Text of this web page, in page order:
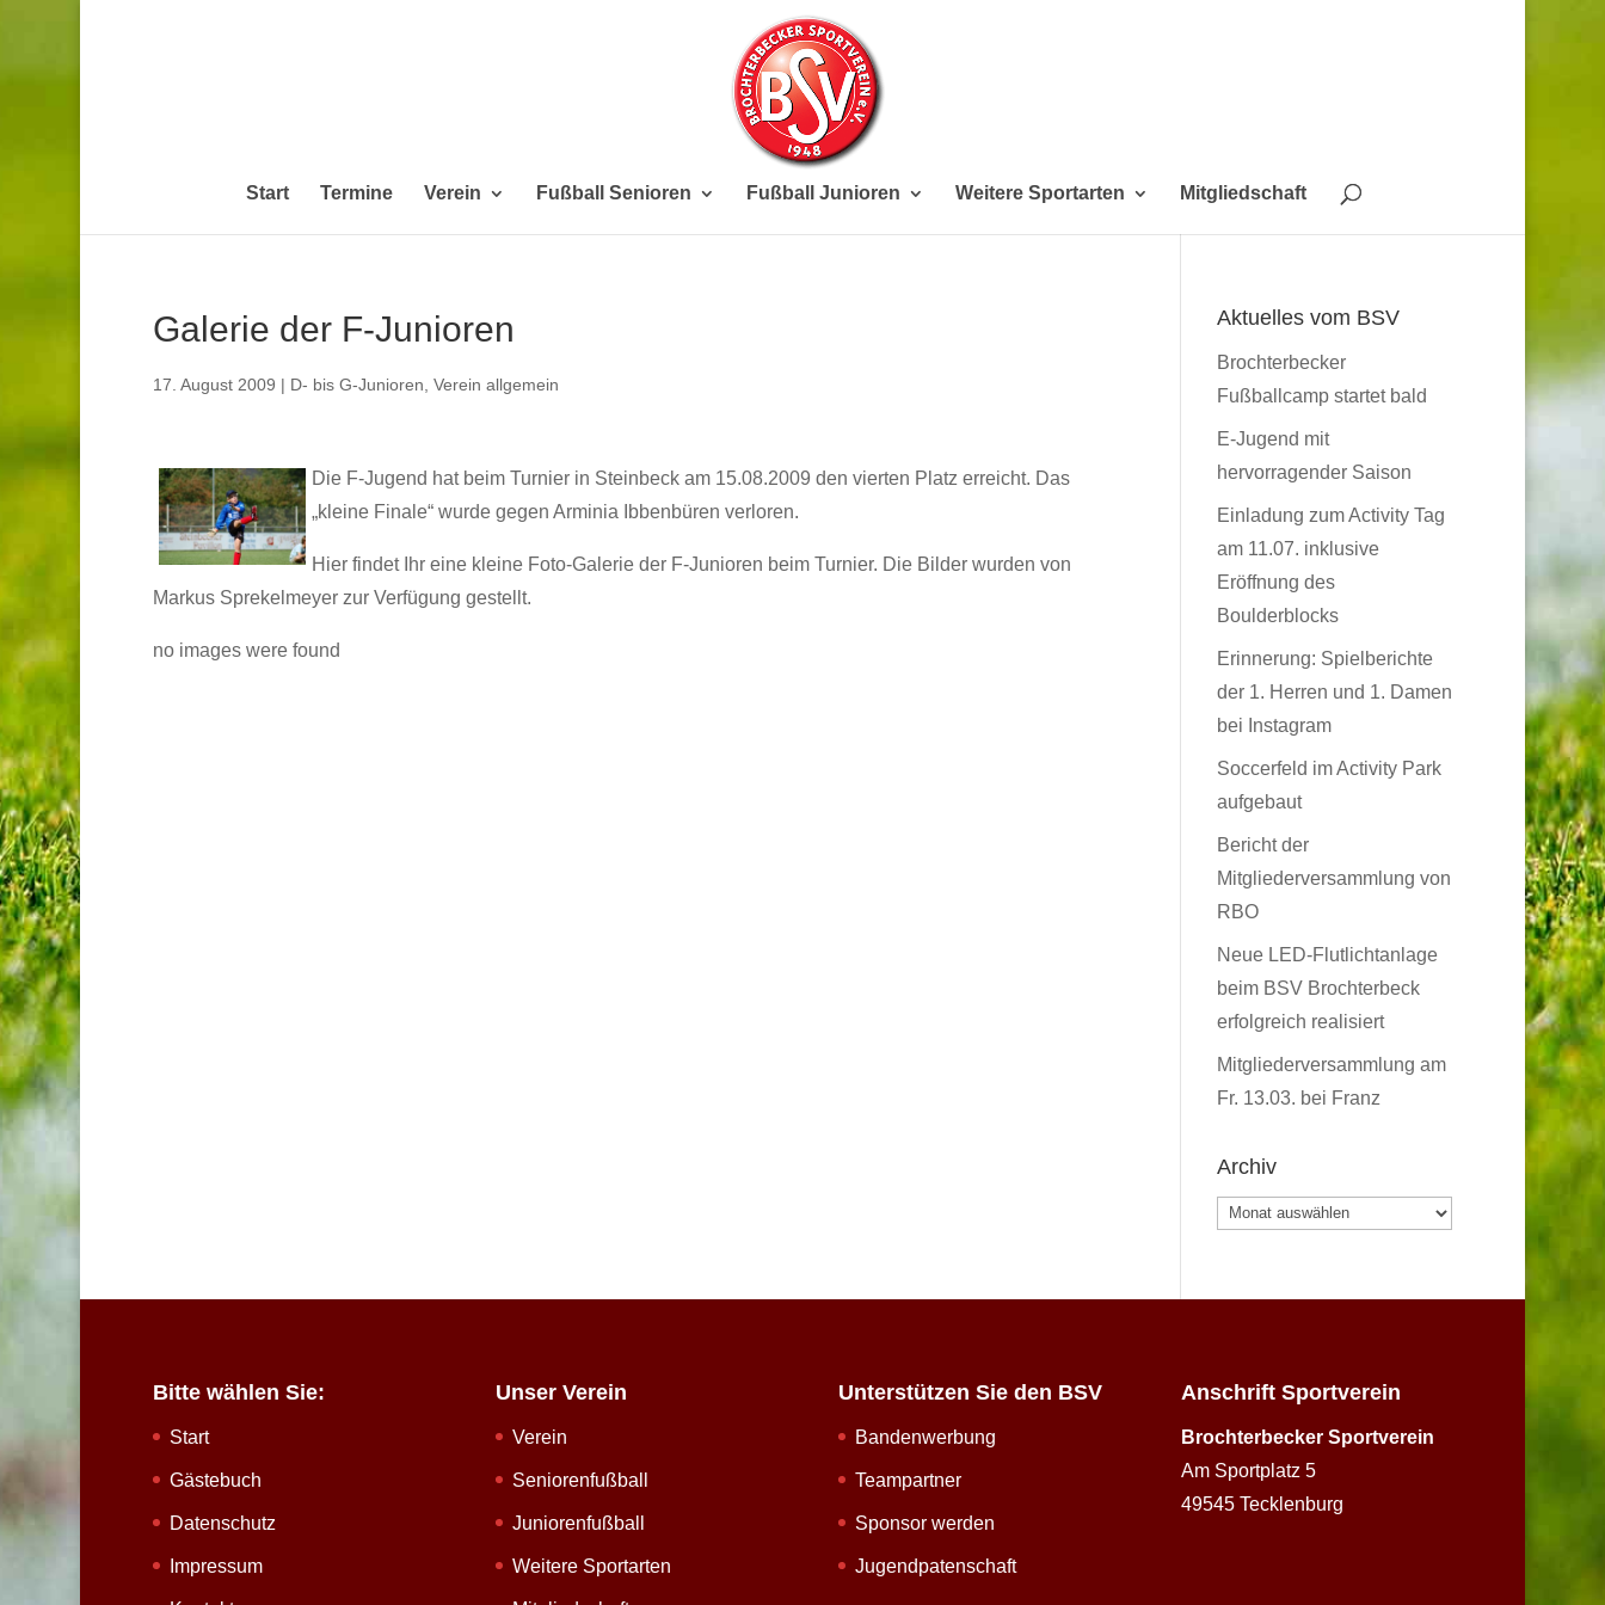
Start Termine Verein Fußball Senioren Fußball Junioren Weitere Sportarten Mitgliedschaft
Galerie der F-Junioren
17. August 2009 | D- bis G-Junioren Verein allgemein
Die F-Jugend hat beim Turnier in Steinbeck am 15.08.2009 den vierten Platz erreicht. Das
„kleine Finale“ wurde gegen Arminia Ibbenbüren verloren.
Hier findet Ihr eine kleine Foto-Galerie der F-Junioren beim Turnier. Die Bilder wurden von
Markus Sprekelmeyer zur Verfügung gestellt.
no images were found
Aktuelles vom BSV
Brochterbecker
Fußballcamp startet bald
E-Jugend mit
hervorragender Saison
Einladung zum Activity Tag
am 11.07. inklusive
Eröffnung des
Boulderblocks
Erinnerung: Spielberichte
der 1. Herren und 1. Damen
bei Instagram
Soccerfeld im Activity Park
aufgebaut
Bericht der
Mitgliederversammlung von
RBO
Neue LED-Flutlichtanlage
beim BSV Brochterbeck
erfolgreich realisiert
Mitgliederversammlung am
Fr. 13.03. bei Franz
Archiv
Archiv
Bitte wählen Sie:
Start
Gästebuch
Datenschutz
Impressum
Unser Verein
Verein
Seniorenfußball
Juniorenfußball
Weitere Sportarten
Unterstützen Sie den BSV
Bandenwerbung
Teampartner
Sponsor werden
Jugendpatenschaft
Anschrift Sportverein
Brochterbecker Sportverein
Am Sportplatz 5
49545 Tecklenburg